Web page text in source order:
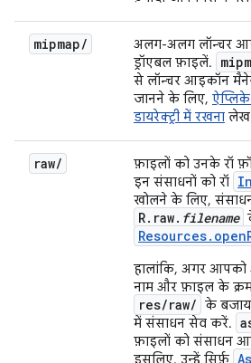
mipmap/
अलग-अलग लॉन्चर
ड्रॉएबल फ़ाइलें.
से लॉन्चर आइकॉन
जानने के लिए,
डायरेक्ट्री में रखना लेख
raw/
फ़ाइलों को उनके रॉ
इन संसाधनों को रॉ
खोलने के लिए,
R.raw. filename
हालांकि, अगर
नाम और फ़ाइल के
res/raw/ के बजाय
में संसाधन सेव करें.
फ़ाइलों को संसाधन
इसलिए, उन्हें सिर्फ़